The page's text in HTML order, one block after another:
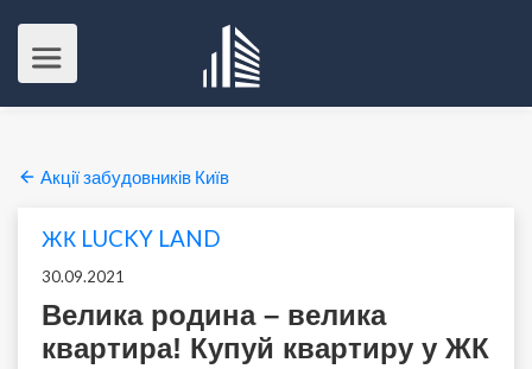
Акції забудовників Київ
ЖК LUCKY LAND
30.09.2021
Велика родина – велика
квартира! Купуй квартиру у ЖК